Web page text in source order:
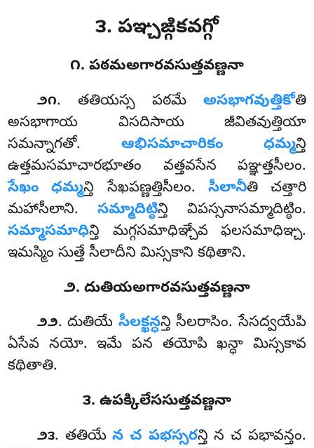
౩. పఞ్చఙ్గికవగ్గో
౧. పఠమఅగారవసుత్తవణ్ణనా
౨౧. తతియస్స పఠమే అసభాగవుత్తికోతి
అసభాగాయ విసదిసాయ జీవితవుత్తియా
సమన్నాగతో. ఆభిసమాచారికం ధమ్మన్తి
ఉత్తమసమాచారభూతం వత్తవసేన పఞ్ఞత్తసీలం.
సేఖం ధమ్మన్తి సేఖపణ్ణత్తిసీలం. సీలానీతి చత్తారి
మహాసీలాని. సమ్మాదిట్ఠిన్తి విపస్సనాసమ్మాదిట్ఠిం.
సమ్మాసమాధిన్తి మగ్గసమాధిఞ్చేవ ఫలసమాధిఞ్చ.
ఇమస్మిం సుత్తే సీలాదీని మిస్సకాని కథితాని.
౨. దుతియఅగారవసుత్తవణ్ణనా
౨౨. దుతియే సీలక్ఖన్ధన్తి సీలరాసిం. సేసద్వయేపి
ఏసేవ నయో. ఇమే పన తయోపి ఖన్ధా మిస్సకావ
కథితాతి.
౩. ఉపక్కిలేససుత్తవణ్ణనా
౨౩. తతియేన చ పభస్సరన్తి న చ పభావన్తం.